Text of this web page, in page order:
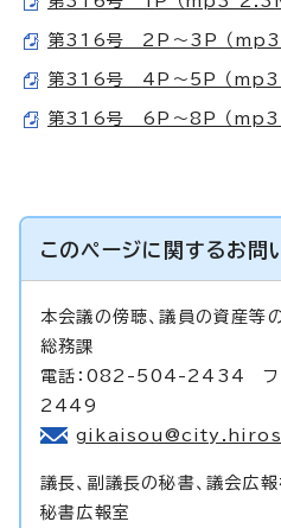
第316号 2P～3P （mp3
第316号 4P～5P （mp3
第316号 6P～8P （mp3
このページに関するお問
本会議の傍聴、議員の資産等
総務課
電話：082-504-2434 フ
2449
議長、副議長の秘書、議会広
秘書広報室